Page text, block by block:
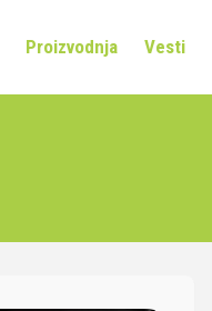
Proizvodnja Vesti